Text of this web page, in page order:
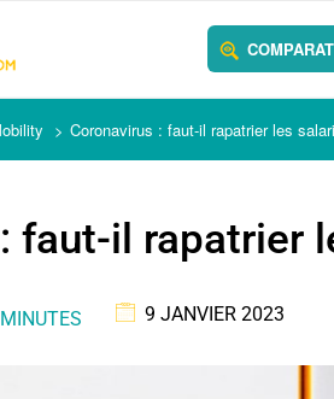
Coronavirus : faut-il rapatrier les
faut-il rapatrier
9 JANVIER 2023